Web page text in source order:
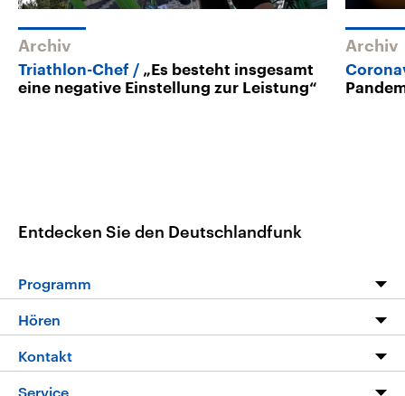
Archiv
Triathlon-Chef
„Es besteht insgesamt
eine negative Einstellung zur Leistung“
Archiv
Entdecken Sie den Deutschlandfunk
Programm
Programm
Die Nachrichten
Hören
Livestream
Kontakt
Hörerservice
Service